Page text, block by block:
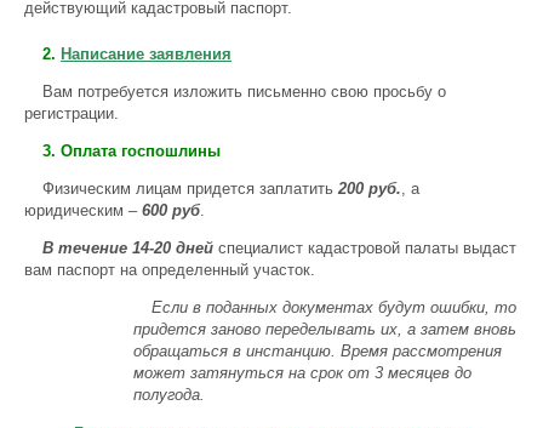
действующий кадастровый паспорт.
2. Написание заявления
Вам потребуется изложить письменно свою просьбу о
регистрации.
3. Оплата госпошлины
Физическим лицам придется заплатить 200 руб., а
юридическим – 600 руб.
В течение 14-20 дней специалист кадастровой палаты выдаст
вам паспорт на определенный участок.
Если в поданных документах будут ошибки, то
придется заново переделывать их, а затем вновь
обращаться в инстанцию. Время рассмотрения
может затянуться на срок от 3 месяцев до
полугода.